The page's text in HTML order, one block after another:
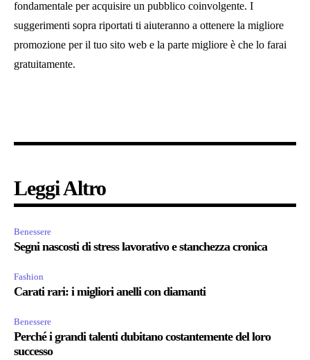
fondamentale per acquisire un pubblico coinvolgente. I
suggerimenti sopra riportati ti aiuteranno a ottenere la migliore
promozione per il tuo sito web e la parte migliore è che lo farai
gratuitamente.
Leggi Altro
Benessere
Segni nascosti di stress lavorativo e stanchezza cronica
Fashion
Carati rari: i migliori anelli con diamanti
Benessere
Perché i grandi talenti dubitano costantemente del loro
successo